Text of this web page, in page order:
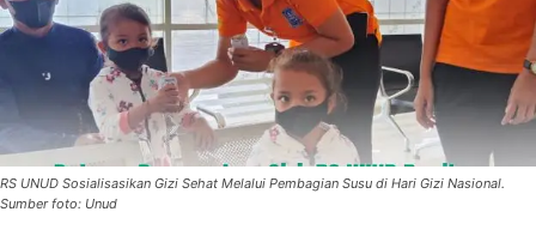
RS UNUD Sosialisasikan Gizi Sehat Melalui Pembagian Susu di Hari Gizi Nasional.
Sumber foto: Unud